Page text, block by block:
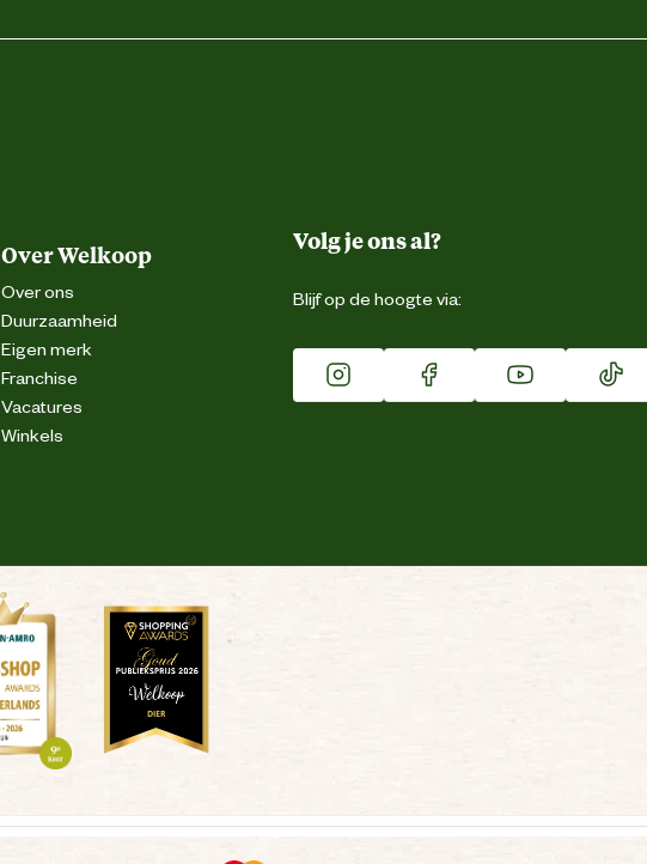
Over Welkoop
Over ons
Duurzaamheid
Eigen merk
Franchise
Vacatures
Winkels
Volg je ons al?
Blijf op de hoogte via: